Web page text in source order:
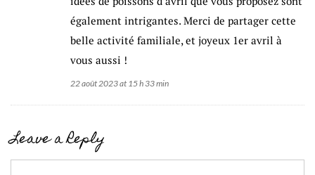
également intrigantes. Merci de partager cette
belle activité familiale, et joyeux 1er avril à
vous aussi !
22 août 2023 at 15 h 33 min
Leave a Reply